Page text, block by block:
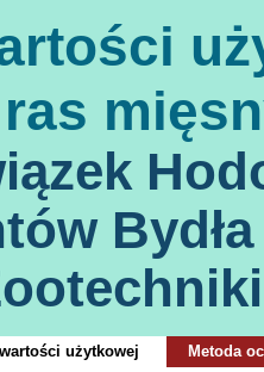
użytkowej Metoda